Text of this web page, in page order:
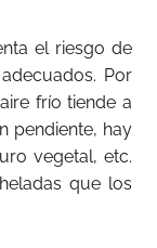
el riesgo de
Por
frío tiende a
pendiente, hay
vegetal, etc.
que los